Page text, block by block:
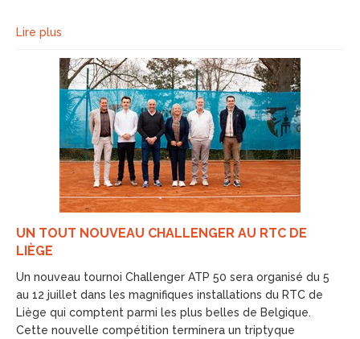
Lire plus
UN TOUT NOUVEAU CHALLENGER AU RTC DE
LIÈGE
Un nouveau tournoi Challenger ATP 50 sera organisé du 5
au 12 juillet dans les magnifiques installations du RTC de
Liège qui comptent parmi les plus belles de Belgique.
Cette nouvelle compétition terminera un triptyque